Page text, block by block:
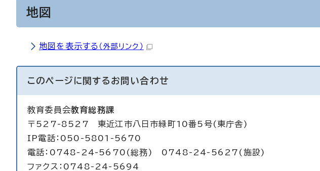
地図
地図を表示する （外部リンク）
このページに関する お問い合わせ
教育委員会教育総務課
〒527-8527 東近江市八日市緑町10番5号(東庁舎)
IP電話：050-5801-5670
電話：0748-24-5670(総務) 0748-24-5627(施設)
ファクス：0748-24-5694